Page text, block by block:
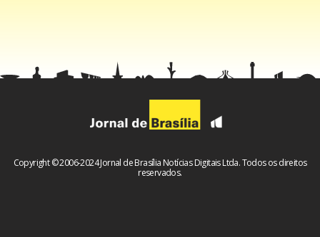
Copyright © 2006-2024 Jornal de Brasília Notícias Digitais Ltda. Todos os direitos
reservados.